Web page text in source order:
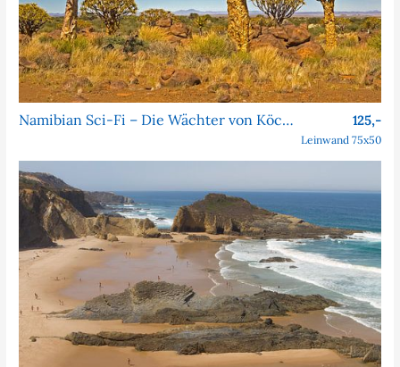
Namibian Sci-Fi – Die Wächter von Köcher Prime 125,-
Leinwand 75x50